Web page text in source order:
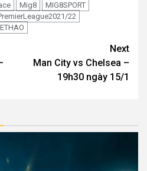
Mig8
MIG8SPORT
22
Next
Man City vs Chelsea –
19h30 ngày 15/1